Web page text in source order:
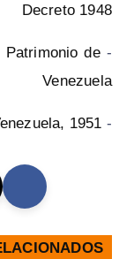
Decreto 1948
-
de
Venezuela
-
1951